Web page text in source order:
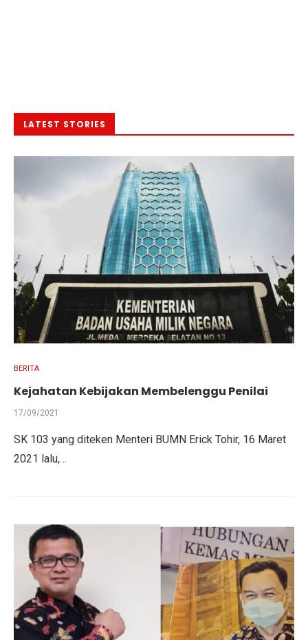
LATEST STORIES
BERITA
Kejahatan Kebijakan Membelenggu Penilai
17/09/2021
SK 103 yang diteken Menteri BUMN Erick Tohir, 16 Maret
2021 lalu,…